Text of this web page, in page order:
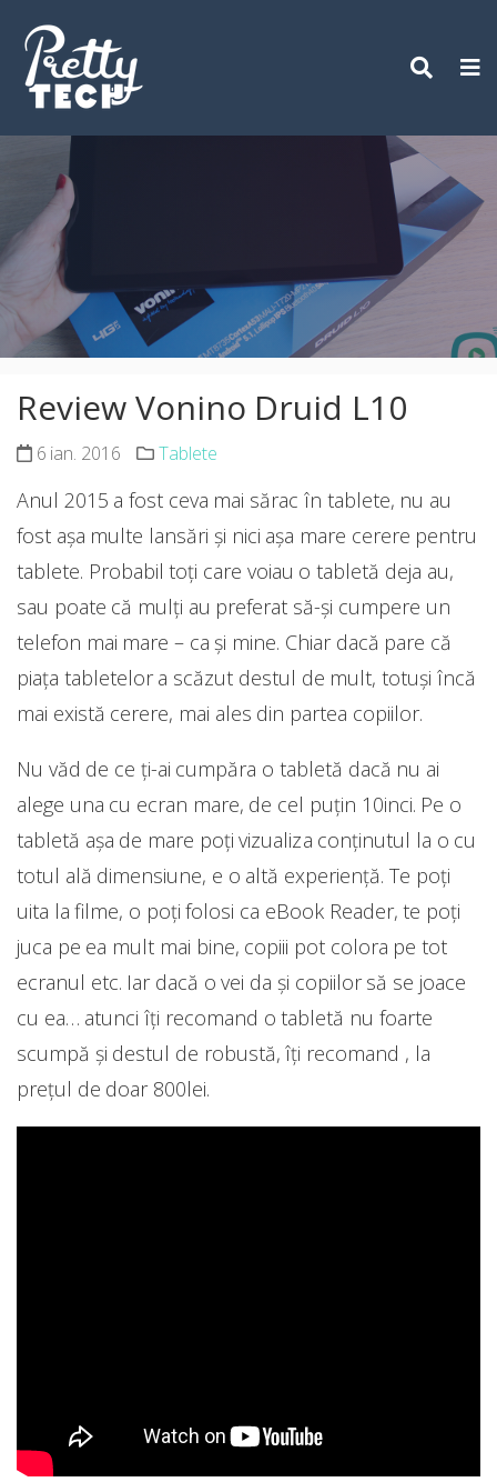
content
Review Vonino Druid L10
6 ian. 2016 Tablete
Anul 2015 a fost ceva mai sărac în tablete, nu au
fost așa multe lansări și nici așa mare cerere pentru
tablete. Probabil toți care voiau o tabletă deja au,
sau poate că mulți au preferat să-și cumpere un
telefon mai mare – ca și mine. Chiar dacă pare că
piața tabletelor a scăzut destul de mult, totuși încă
mai există cerere, mai ales din partea copiilor.
Nu văd de ce ți-ai cumpăra o tabletă dacă nu ai
alege una cu ecran mare, de cel puțin 10inci. Pe o
tabletă așa de mare poți vizualiza conținutul la o cu
totul ală dimensiune, e o altă experiență. Te poți
uita la filme, o poți folosi ca eBook Reader, te poți
juca pe ea mult mai bine, copiii pot colora pe tot
ecranul etc. Iar dacă o vei da și copiilor să se joace
cu ea… atunci îți recomand o tabletă nu foarte
scumpă și destul de robustă, îți recomand , la
prețul de doar 800lei.